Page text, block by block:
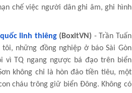
chế việc người dân ghi âm, ghi hình
linh thiêng(BoxitVN) - Trần Tuấn
tôi, những đồng nghiệp ở báo Sài Gòn
vì TQ ngang ngược bá đạo trên biển
không chỉ là hòn đảo tiền tiêu, một
cháu trông giữ biển Đông. Không có